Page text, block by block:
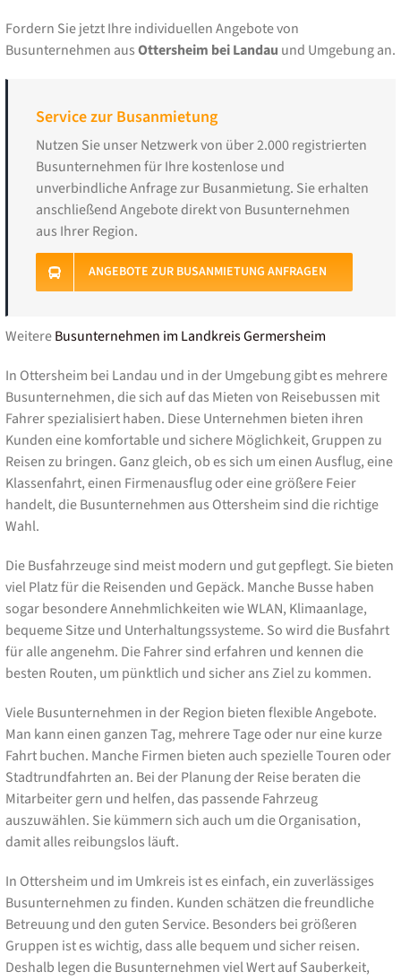
Fordern Sie jetzt Ihre individuellen Angebote von
Busunternehmen ausOttersheim bei Landau und Umgebung an.
Service zur Busanmietung
Nutzen Sie unser Netzwerk von über 2.000 registrierten
Busunternehmen für Ihre kostenlose und
unverbindliche Anfrage zur Busanmietung. Sie erhalten
anschließend Angebote direkt von Busunternehmen
aus Ihrer Region.
ANGEBOTE ZUR BUSANMIETUNG ANFRAGEN
WeitereBusunternehmen im Landkreis Germersheim
In Ottersheim bei Landau und in der Umgebung gibt es mehrere
Busunternehmen, die sich auf das Mieten von Reisebussen mit
Fahrer spezialisiert haben. Diese Unternehmen bieten ihren
Kunden eine komfortable und sichere Möglichkeit, Gruppen zu
Reisen zu bringen. Ganz gleich, ob es sich um einen Ausflug, eine
Klassenfahrt, einen Firmenausflug oder eine größere Feier
handelt, die Busunternehmen aus Ottersheim sind die richtige
Wahl.
Die Busfahrzeuge sind meist modern und gut gepflegt. Sie bieten
viel Platz für die Reisenden und Gepäck. Manche Busse haben
sogar besondere Annehmlichkeiten wie WLAN, Klimaanlage,
bequeme Sitze und Unterhaltungssysteme. So wird die Busfahrt
für alle angenehm. Die Fahrer sind erfahren und kennen die
besten Routen, um pünktlich und sicher ans Ziel zu kommen.
Viele Busunternehmen in der Region bieten flexible Angebote.
Man kann einen ganzen Tag, mehrere Tage oder nur eine kurze
Fahrt buchen. Manche Firmen bieten auch spezielle Touren oder
Stadtrundfahrten an. Bei der Planung der Reise beraten die
Mitarbeiter gern und helfen, das passende Fahrzeug
auszuwählen. Sie kümmern sich auch um die Organisation,
damit alles reibungslos läuft.
In Ottersheim und im Umkreis ist es einfach, ein zuverlässiges
Busunternehmen zu finden. Kunden schätzen die freundliche
Betreuung und den guten Service. Besonders bei größeren
Gruppen ist es wichtig, dass alle bequem und sicher reisen.
Deshalb legen die Busunternehmen viel Wert auf Sauberkeit,